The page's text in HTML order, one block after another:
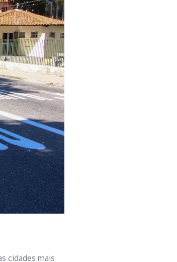
cidades mais